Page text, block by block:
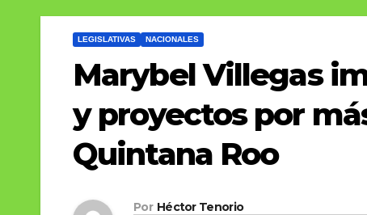
LEGISLATIVAS NACIONALES
Marybel Villegas
y proyectos por
Quintana Roo
Por Héctor Tenorio